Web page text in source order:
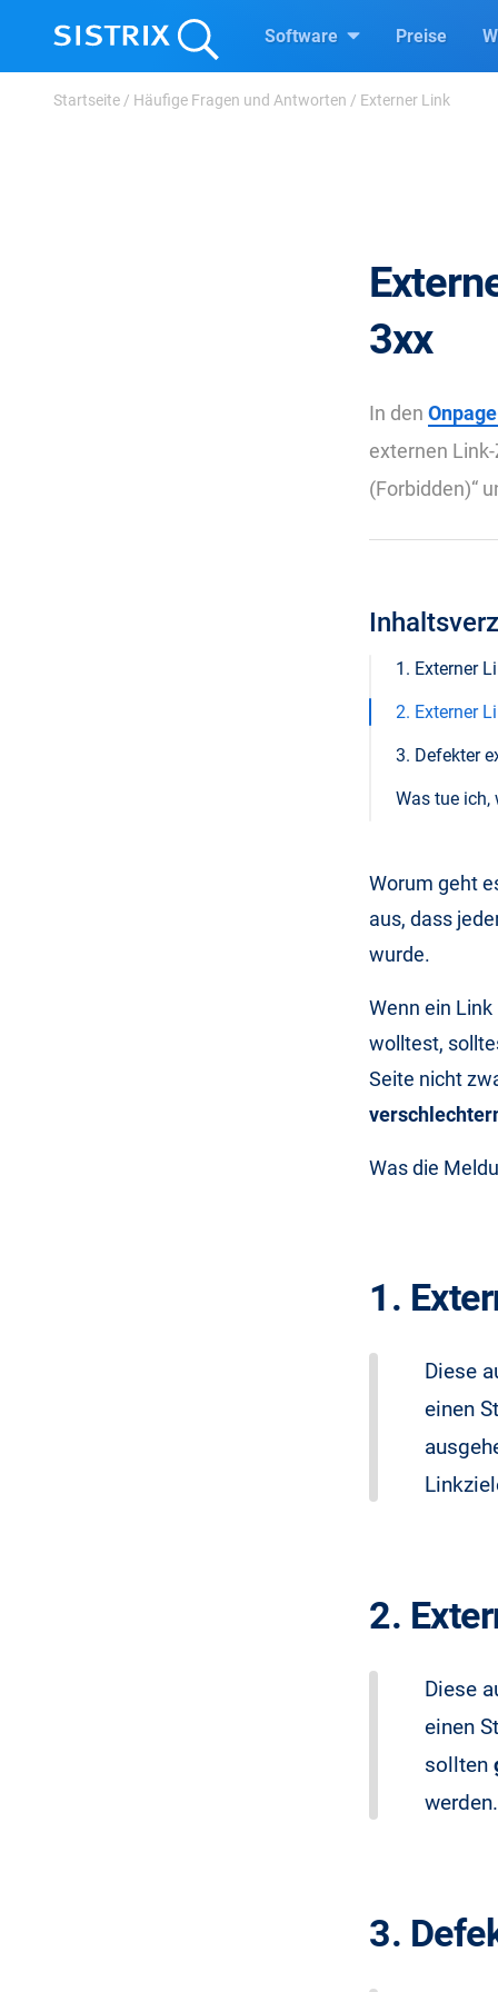
Software Preise
Startseite / Häufige Fragen und Antworten / Externer Link
3xx
In den
externen Link-
(Forbidden)“
1. Externer
2. Externer
3. Defekter
Was tue ich,
Worum geht
aus, dass
wurde.
Wenn ein
wolltest,
Seite nicht
Was die
1.
Diese
einen
2.
Diese
einen
sollten
werden.
3.